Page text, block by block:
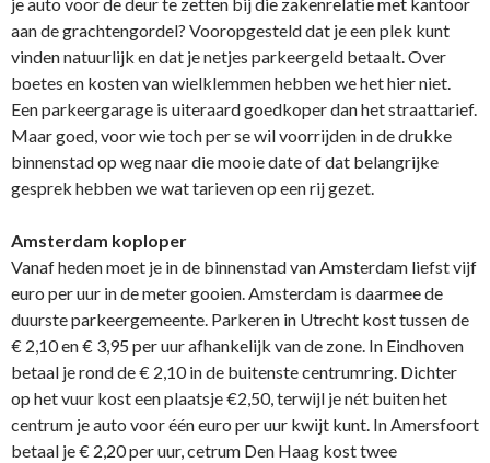
je auto voor de deur te zetten bij die zakenrelatie met kantoor
aan de grachtengordel? Vooropgesteld dat je een plek kunt
vinden natuurlijk en dat je netjes parkeergeld betaalt. Over
boetes en kosten van wielklemmen hebben we het hier niet.
Een parkeergarage is uiteraard goedkoper dan het straattarief.
Maar goed, voor wie toch per se wil voorrijden in de drukke
binnenstad op weg naar die mooie date of dat belangrijke
gesprek hebben we wat tarieven op een rij gezet.
Amsterdam koploper
Vanaf heden moet je in de binnenstad van Amsterdam liefst vijf
euro per uur in de meter gooien. Amsterdam is daarmee de
duurste parkeergemeente. Parkeren in Utrecht kost tussen de
€ 2,10 en € 3,95 per uur afhankelijk van de zone. In Eindhoven
betaal je rond de € 2,10 in de buitenste centrumring. Dichter
op het vuur kost een plaatsje €2,50, terwijl je nét buiten het
centrum je auto voor één euro per uur kwijt kunt. In Amersfoort
betaal je € 2,20 per uur, cetrum Den Haag kost twee